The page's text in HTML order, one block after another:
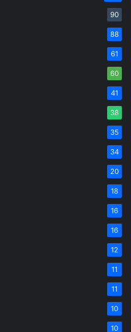
90
88
61
60
41
38
35
34
20
18
16
16
12
11
11
10
10